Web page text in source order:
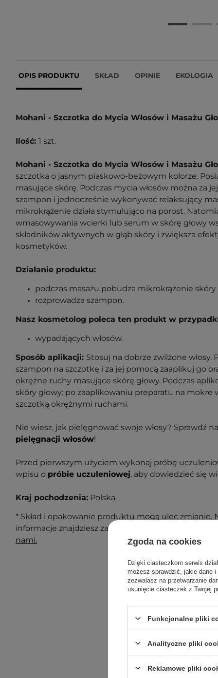
OPIS PRODUKTU SKŁAD OPINIE EKOLOGIA
Mohani - Szczotka do Mycia Włosów i Masażu
Ilość: 1 szt.
Mohani - Szczotka do Mycia Włosów i Masażu
szczotka o jasnym piaskowo-beżowym kolorze.
masujące skórę. Podczas mycia włosów można za
szampon i jednocześnie wykonywać relaksujący
mikrokrążenie działa stymulująco na porost.
wmasowywania wcierki lub serum w skórę głowy
składników aktywnych w głąb skóry i zwiększa
kosmetyków.
Działanie produktu:
podczas masażu pobudza mikrokrążenie skóry
rozprowadza szampon.
Nasz kosmetolog poleca ten produkt w
wypadających włosów.
Sposób aplikacji: Stosuj na dobrze zwilżone włosy.
szampon na szczotkę i za jej pomocą zaaplikuj go
okrężne ruchy masujące skórę głowy. Podczas
skóry głowy: po zaaplikowaniu preparatu na mokre
szczotką okrężnymi ruchami.
Nie wiesz, jak pielęgnować swoje włosy? Sprawdź
pielęgnacji włosów!
Przed pierwszym użyciem wykonaj próbę
wpisu o próbie uczuleniowej, aby dowiedzieć się
Kraj pochodzenia: Polska.
* Skład i opakowanie produktu mogą ulec zmianie.
informacje znajdziesz zawsze na opakowaniu. Masz
nami.
Zgoda na cookies
Dzięki ciasteczkom serwis
możesz sprawdzić, jakie dane
zezwalasz na przetwarzanie
usunięcie ciasteczek z Twojej
Funkcjonalne pliki
Analityczne pliki
Reklamowe pliki